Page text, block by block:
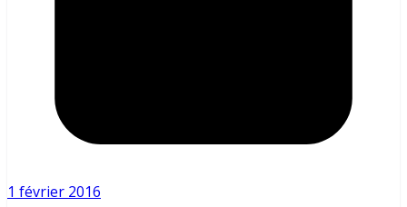
1 février 2016